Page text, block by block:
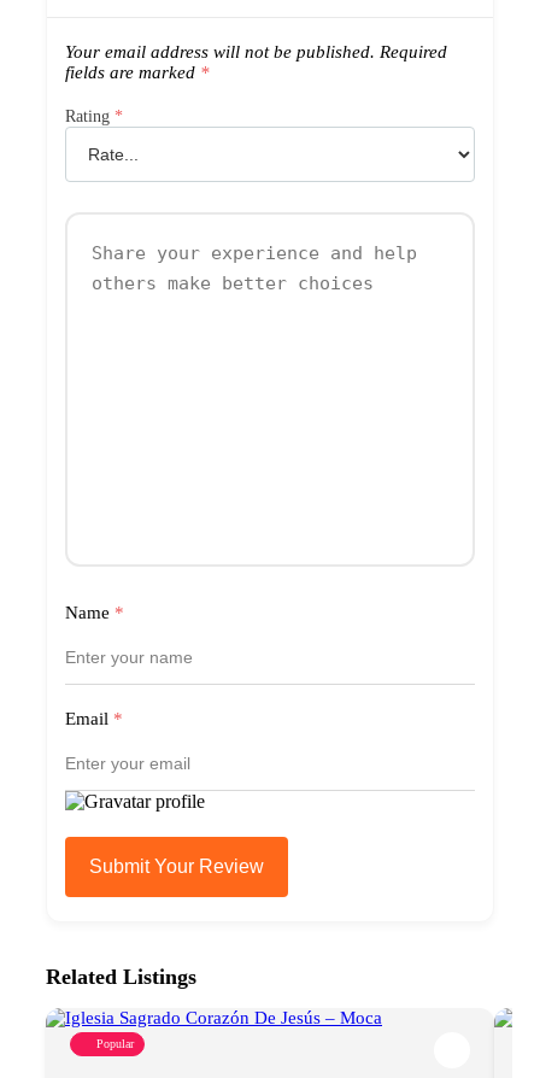
Your email address will not be published. Required
fields are marked *
Rating *
Name *
Email *
Submit Your Review
Related Listings
Popular